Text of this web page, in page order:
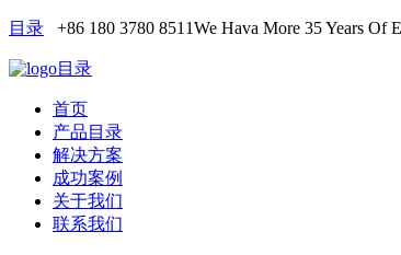
目录 +86 180 3780 8511We Hava More 35 Years Of
目录
首页
产品目录
解决方案
成功案例
关于我们
联系我们